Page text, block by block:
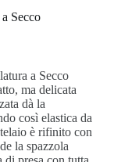
Secco
a Secco
ma delicata
dà la
così elastica da
è rifinito con
la spazzola